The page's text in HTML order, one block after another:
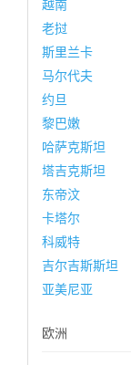
越南
老挝
斯里兰卡
马尔代夫
约旦
黎巴嫩
哈萨克斯坦
塔吉克斯坦
东帝汶
卡塔尔
科威特
吉尔吉斯斯坦
亚美尼亚
欧洲